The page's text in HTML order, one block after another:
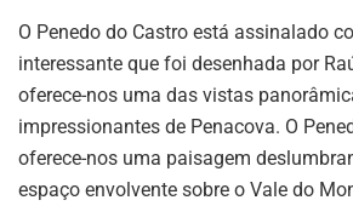
O Penedo do Castro está assinalado
interessante que foi desenhada por
oferece-nos uma das vistas
impressionantes de Penacova. O
oferece-nos uma paisagem
espaço envolvente sobre o Vale do